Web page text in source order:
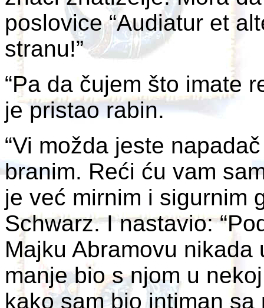
poslovice “Audiatur et
stranu!”
“Pa da čujem što imate
je pristao rabin.
“Vi možda jeste
branim. Reći ću vam
je već mirnim i sigurnim
Schwarz. I nastavio:
Majku Abramovu
manje bio s njom u
kako sam bio intiman